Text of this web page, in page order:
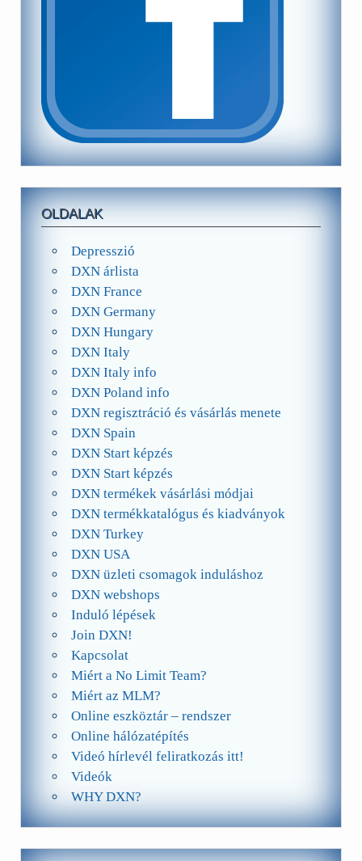
OLDALAK
Depresszió
DXN árlista
DXN France
DXN Germany
DXN Hungary
DXN Italy
DXN Italy info
DXN Poland info
DXN regisztráció és vásárlás menete
DXN Spain
DXN Start képzés
DXN Start képzés
DXN termékek vásárlási módjai
DXN termékkatalógus és kiadványok
DXN Turkey
DXN USA
DXN üzleti csomagok induláshoz
DXN webshops
Induló lépések
Join DXN!
Kapcsolat
Miért a No Limit Team?
Miért az MLM?
Online eszköztár – rendszer
Online hálózatépítés
Videó hírlevél feliratkozás itt!
Videók
WHY DXN?